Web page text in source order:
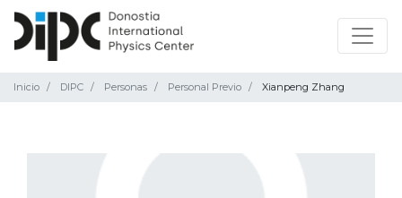
Inicio DIPC Personas Personal Previo Xianpeng Zhang